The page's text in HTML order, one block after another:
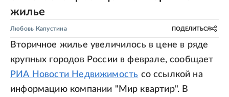
жилье
Любовь Капустина ПОДЕЛИТЬСЯ
Вторичное жилье увеличилось в цене в ряде
крупных городов России в феврале, сообщает
РИА Новости Недвижимость со ссылкой на
информацию компании "Мир квартир". В